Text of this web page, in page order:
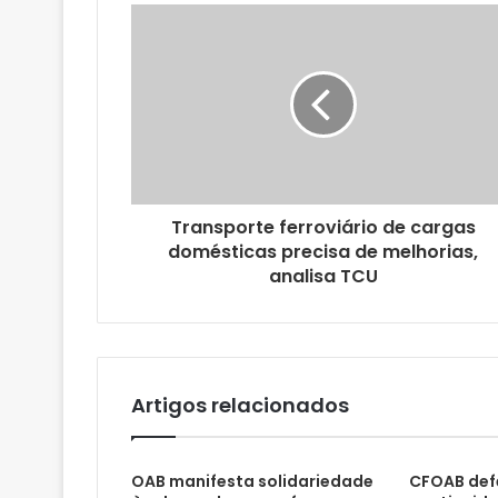
o
a
Transporte ferroviário de cargas
domésticas precisa de melhorias,
analisa TCU
Artigos relacionados
OAB manifesta solidariedade
CFOAB